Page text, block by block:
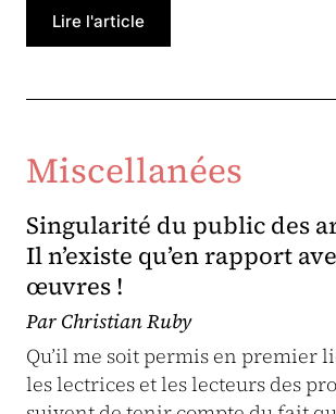
Lire l'article
Miscellanées
Singularité du public des
Il n’existe qu’en rapport
œuvres !
Par Christian Ruby
Qu’il me soit permis en premier
les lectrices et les lecteurs des